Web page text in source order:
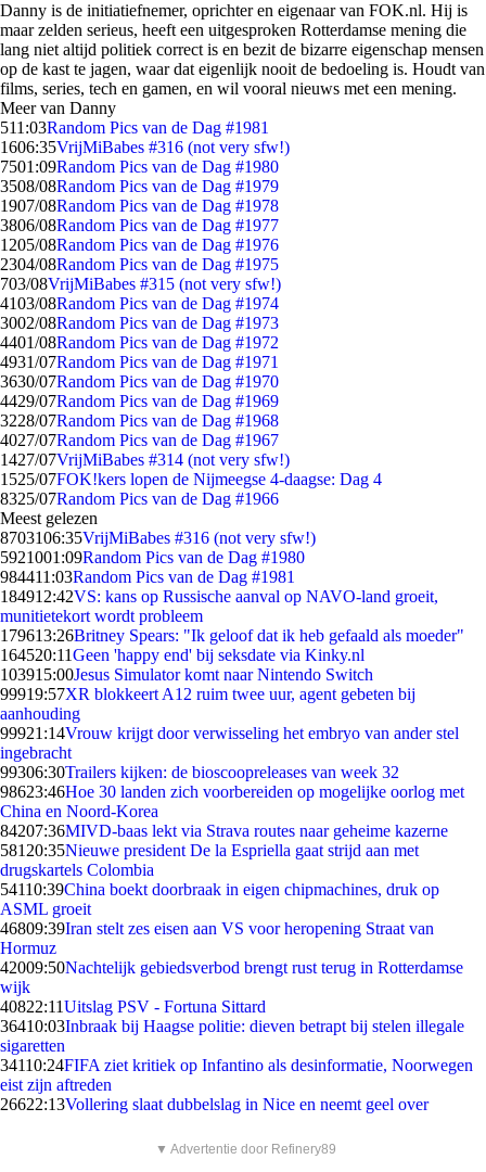
Danny is de initiatiefnemer, oprichter en eigenaar van FOK.nl. Hij is
maar zelden serieus, heeft een uitgesproken Rotterdamse mening die
lang niet altijd politiek correct is en bezit de bizarre eigenschap mensen
op de kast te jagen, waar dat eigenlijk nooit de bedoeling is. Houdt van
films, series, tech en gamen, en wil vooral nieuws met een mening.
Meer van Danny
511:03Random Pics van de Dag #1981
1606:35VrijMiBabes #316 (not very sfw!)
7501:09Random Pics van de Dag #1980
3508/08Random Pics van de Dag #1979
1907/08Random Pics van de Dag #1978
3806/08Random Pics van de Dag #1977
1205/08Random Pics van de Dag #1976
2304/08Random Pics van de Dag #1975
703/08VrijMiBabes #315 (not very sfw!)
4103/08Random Pics van de Dag #1974
3002/08Random Pics van de Dag #1973
4401/08Random Pics van de Dag #1972
4931/07Random Pics van de Dag #1971
3630/07Random Pics van de Dag #1970
4429/07Random Pics van de Dag #1969
3228/07Random Pics van de Dag #1968
4027/07Random Pics van de Dag #1967
1427/07VrijMiBabes #314 (not very sfw!)
1525/07FOK!kers lopen de Nijmeegse 4-daagse: Dag 4
8325/07Random Pics van de Dag #1966
Meest gelezen
8703106:35VrijMiBabes #316 (not very sfw!)
5921001:09Random Pics van de Dag #1980
984411:03Random Pics van de Dag #1981
184912:42VS: kans op Russische aanval op NAVO-land groeit,
munitietekort wordt probleem
179613:26Britney Spears: "Ik geloof dat ik heb gefaald als moeder"
164520:11Geen 'happy end' bij seksdate via Kinky.nl
103915:00Jesus Simulator komt naar Nintendo Switch
99919:57XR blokkeert A12 ruim twee uur, agent gebeten bij
aanhouding
99921:14Vrouw krijgt door verwisseling het embryo van ander stel
ingebracht
99306:30Trailers kijken: de bioscoopreleases van week 32
98623:46Hoe 30 landen zich voorbereiden op mogelijke oorlog met
China en Noord-Korea
84207:36MIVD-baas lekt via Strava routes naar geheime kazerne
581 20:35Nieuwe president De la Espriella gaat strijd aan met
drugskartels Colombia
54110:39China boekt doorbraak in eigen chipmachines, druk op
ASML groeit
46809:39Iran stelt zes eisen aan VS voor heropening Straat van
Hormuz
42009:50Nachtelijk gebiedsverbod brengt rust terug in Rotterdamse
wijk
40822:11Uitslag PSV - Fortuna Sittard
36410:03Inbraak bij Haagse politie: dieven betrapt bij stelen illegale
sigaretten
34110:24FIFA ziet kritiek op Infantino als desinformatie, Noorwegen
eist zijn aftreden
26622:13Vollering slaat dubbelslag in Nice en neemt geel over
▼ Advertentie door Refinery89